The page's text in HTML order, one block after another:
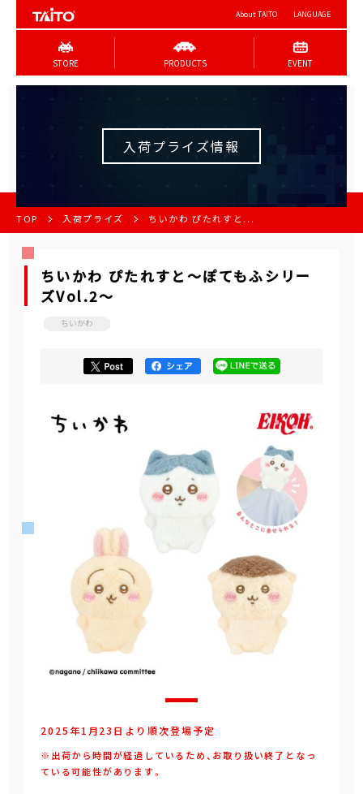
About TAITO LANGUAGE
STORE PRODUCTS EVENT
入荷プライズ情報
TOP 入荷プライズ ちいかわ ぴたれすと...
ちいかわ ぴたれすと〜ぽてもふシリー
ズVol.2〜
ちいかわ
2025年1月23日より順次登場予定
※出荷から時間が経過しているため、お取り扱い終了となっ
ている可能性があります。